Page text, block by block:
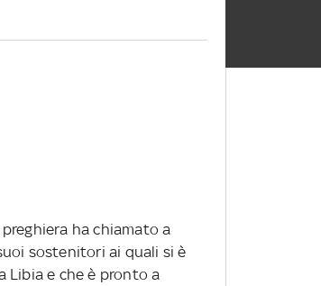
ha chiamato a
sostenitori ai quali si è
Libia e che è pronto a